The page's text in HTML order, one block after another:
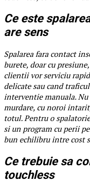
Ce este
are sens
Spalarea fara contact
burete, doar cu
clientii vor serviciu
delicate sau cand
interventie manuala.
murdare, cu noroi
totul. Pentru o
si un program cu perii
bun echilibru intre cost
Ce trebuie sa
touchless